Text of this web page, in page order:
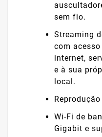
sem fio.
Streaming
com
internet,
e à sua
local.
Reprodução
Wi-Fi de
Gigabit e